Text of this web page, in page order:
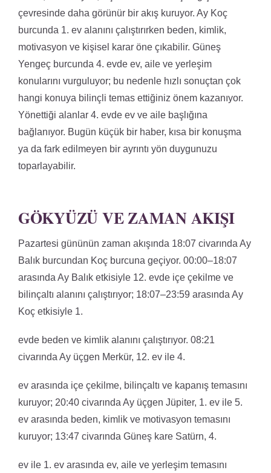
çevresinde daha görünür bir akış kuruyor. Ay Koç
burcunda 1. ev alanını çalıştırırken beden, kimlik,
motivasyon ve kişisel karar öne çıkabilir. Güneş
Yengeç burcunda 4. evde ev, aile ve yerleşim
konularını vurguluyor; bu nedenle hızlı sonuçtan çok
hangi konuya bilinçli temas ettiğiniz önem kazanıyor.
Yönettiği alanlar 4. evde ev ve aile başlığına
bağlanıyor. Bugün küçük bir haber, kısa bir konuşma
ya da fark edilmeyen bir ayrıntı yön duygunuzu
toparlayabilir.
GÖKYÜZÜ VE ZAMAN AKIŞI
Pazartesi gününün zaman akışında 18:07 civarında Ay
Balık burcundan Koç burcuna geçiyor. 00:00–18:07
arasında Ay Balık etkisiyle 12. evde içe çekilme ve
bilinçaltı alanını çalıştırıyor; 18:07–23:59 arasında Ay
Koç etkisiyle 1.
evde beden ve kimlik alanını çalıştırıyor. 08:21
civarında Ay üçgen Merkür, 12. ev ile 4.
ev arasında içe çekilme, bilinçaltı ve kapanış temasını
kuruyor; 20:40 civarında Ay üçgen Jüpiter, 1. ev ile 5.
ev arasında beden, kimlik ve motivasyon temasını
kuruyor; 13:47 civarında Güneş kare Satürn, 4.
ev ile 1. ev arasında ev, aile ve yerleşim temasını